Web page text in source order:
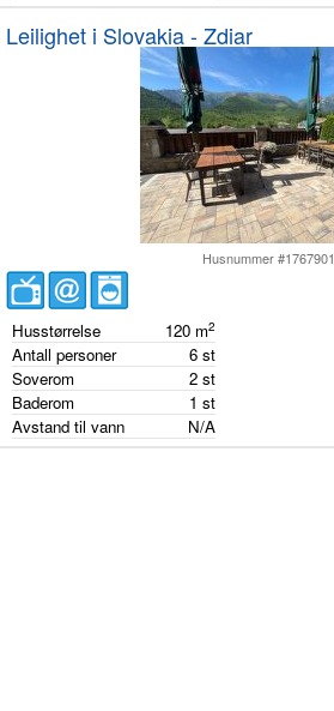
Leilighet i Slovakia - Zdiar
Husnummer #1767901
Husstørrelse 120 m2
Antall personer 6 st
Soverom
2 st
Baderom
1 st
Avstand til vann
N/A